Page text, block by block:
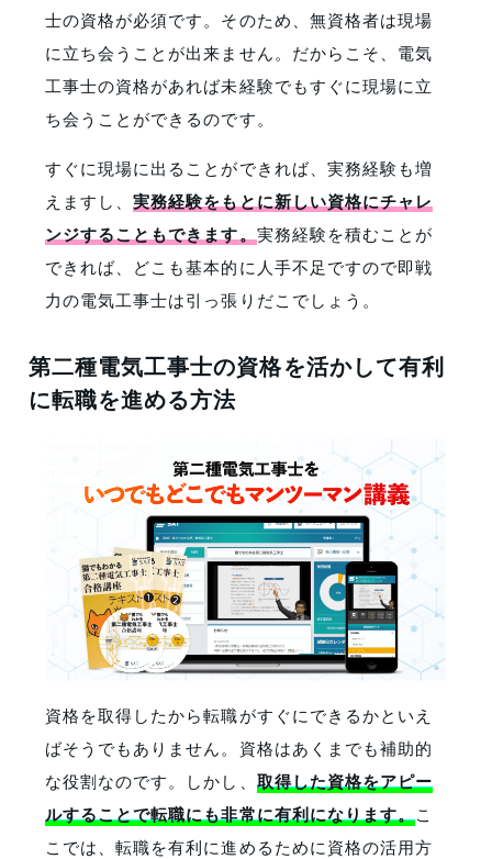
士の資格が必須です。そのため、無資格者は現場
に立ち会うことが出来ません。だからこそ、電気
工事士の資格があれば未経験でもすぐに現場に立
ち会うことができるのです。
すぐに現場に出ることができれば、実務経験も増
えますし、実務経験をもとに新しい資格にチャレ
ンジすることもできます。実務経験を積むことが
できれば、どこも基本的に人手不足ですので即戦
力の電気工事士は引っ張りだこでしょう。
第二種電気工事士の資格を活かして有利
に転職を進める方法
資格を取得したから転職がすぐにできるかといえ
ばそうでもありません。資格はあくまでも補助的
な役割なのです。しかし、 取得した資格をアピー
ルすることで転職にも非常に有利になります。こ
こでは、転職を有利に進めるために資格の活用方